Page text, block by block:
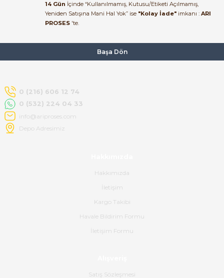
Kemal Toktaş | 20/06/2026
problemsiz geçti.
Kemal Toktaş | 20/06/2026
Havale ile odeme yaptim ve
tedirgindim ama saticinin
sonrasindaki iletisim ve
bilgilendirmesinden cok
memnun kaldim. Kesinlikle
tavsiye ederim.
14 Gün İçinde “Kullanılmamış, Kutusu/Etiketi Açılmamış,
Yeniden Satışına Mani Hal Yok” ise "Kolay İade" imkanı : ARI
PROSES 'te.
Başa Dön
0 (216) 606 12 74
0 (532) 224 04 33
info@ariproses.com
Depo Adresimiz
Hakkımızda
İletişim
Kargo Takibi
Havale Bildirim Formu
İletişim Formu
Satış Sözleşmesi